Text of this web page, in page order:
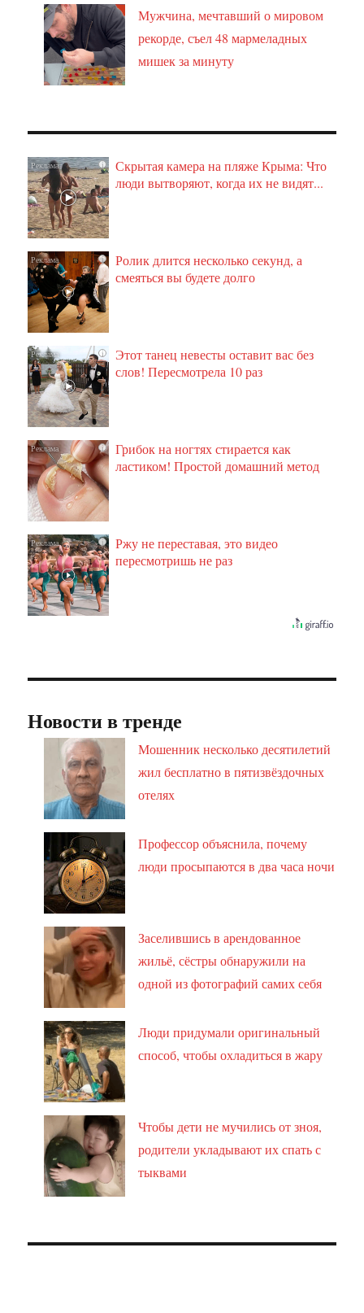
Мужчина, мечтавший о мировом
рекорде, съел 48 мармеладных
мишек за минуту
i
Скрытая камера на пляже Крыма: Что
люди вытворяют, когда их не видят...
i
Ролик длится несколько секунд, а
смеяться вы будете долго
i
Этот танец невесты оставит вас без
слов! Пересмотрела 10 раз
i
Грибок на ногтях стирается как
ластиком! Простой домашний метод
i
Ржу не переставая, это видео
пересмотришь не раз
Новости в тренде
Мошенник несколько десятилетий
жил бесплатно в пятизвёздочных
отелях
Профессор объяснила, почему
люди просыпаются в два часа ночи
Заселившись в арендованное
жильё, сёстры обнаружили на
одной из фотографий самих себя
Люди придумали оригинальный
способ, чтобы охладиться в жару
Чтобы дети не мучились от зноя,
родители укладывают их спать с
тыквами